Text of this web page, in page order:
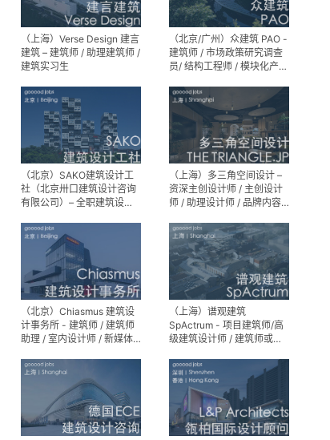
（上海）Verse Design 建言
建筑 – 建筑师 / 助理建筑师 /
建筑实习生
（北京/广州）众建筑 PAO -
建筑师 / 市场政策研究调查
员/ 结构工程师 / 模块化产品
师 / 机电工程师 / 实习生
（北京）SAKO建筑设计工
社（北京卅口建筑设计咨询
有限公司）– 全职建筑设计
（上海）多三角空间设计 –
资深主创设计师 / 主创设计
师 / 助理设计师 / 品牌内容
（北京）Chiasmus 建筑设
计事务所 - 建筑师 / 建筑师
助理 / 室内设计师 / 新媒体
（上海）谱观建筑
SpActrum - 项目建筑师/高
级建筑设计师 / 建筑师或助
媒体助理 / 实习生（建筑设
计/媒体，长期有效）